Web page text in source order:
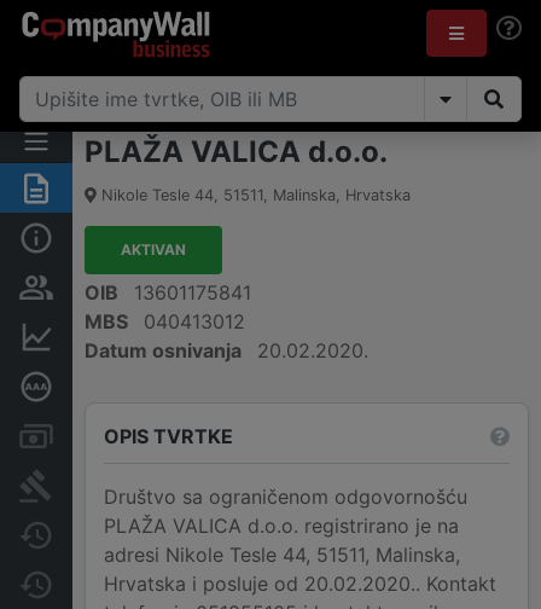
Sažetak
Osobe i vlasništvo
Računi i blokade
Sudske objave
Javne nabavke
Promjene
PLAŽA VALICA d.o.o.
Nikole Tesle 44, 51511, Malinska, Hrvatska
AKTIVAN
OIB
13601175841
MBS
040413012
Datum osnivanja
20.02.2020.
OPIS TVRTKE
Društvo sa ograničenom odgovornošću
PLAŽA VALICA d.o.o. registrirano je na
adresi Nikole Tesle 44, 51511, Malinska,
Hrvatska i posluje od 20.02.2020.. Kontakt